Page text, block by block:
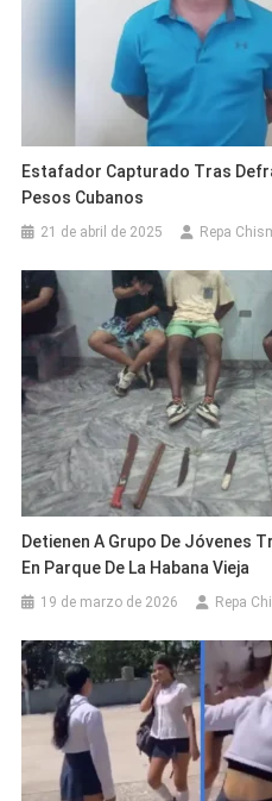
Estafador Capturado Tras
Pesos Cubanos
21 de abril de 2025 Repa
Detienen A Grupo De Jóvenes
En Parque De La Habana Vieja
19 de marzo de 2026 Repa